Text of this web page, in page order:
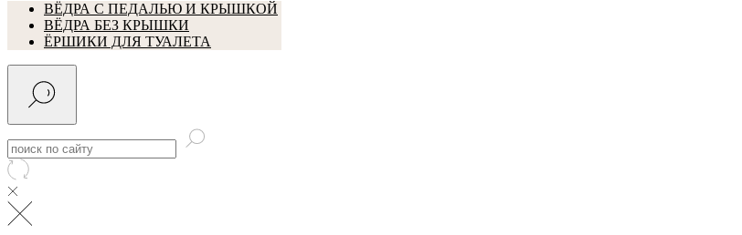
ВЁДРА С ПЕДАЛЬЮ И КРЫШКОЙ
ВЁДРА БЕЗ КРЫШКИ
ЁРШИКИ ДЛЯ ТУАЛЕТА